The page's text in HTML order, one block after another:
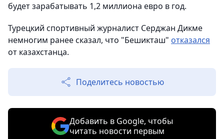
будет зарабатывать 1,2 миллиона евро в год.
Турецкий спортивный журналист Серджан Дикме
немногим ранее сказал, что "Бешикташ" отказался
от казахстанца.
Поделитесь новостью
Добавить в Google, чтобы
читать новости первым